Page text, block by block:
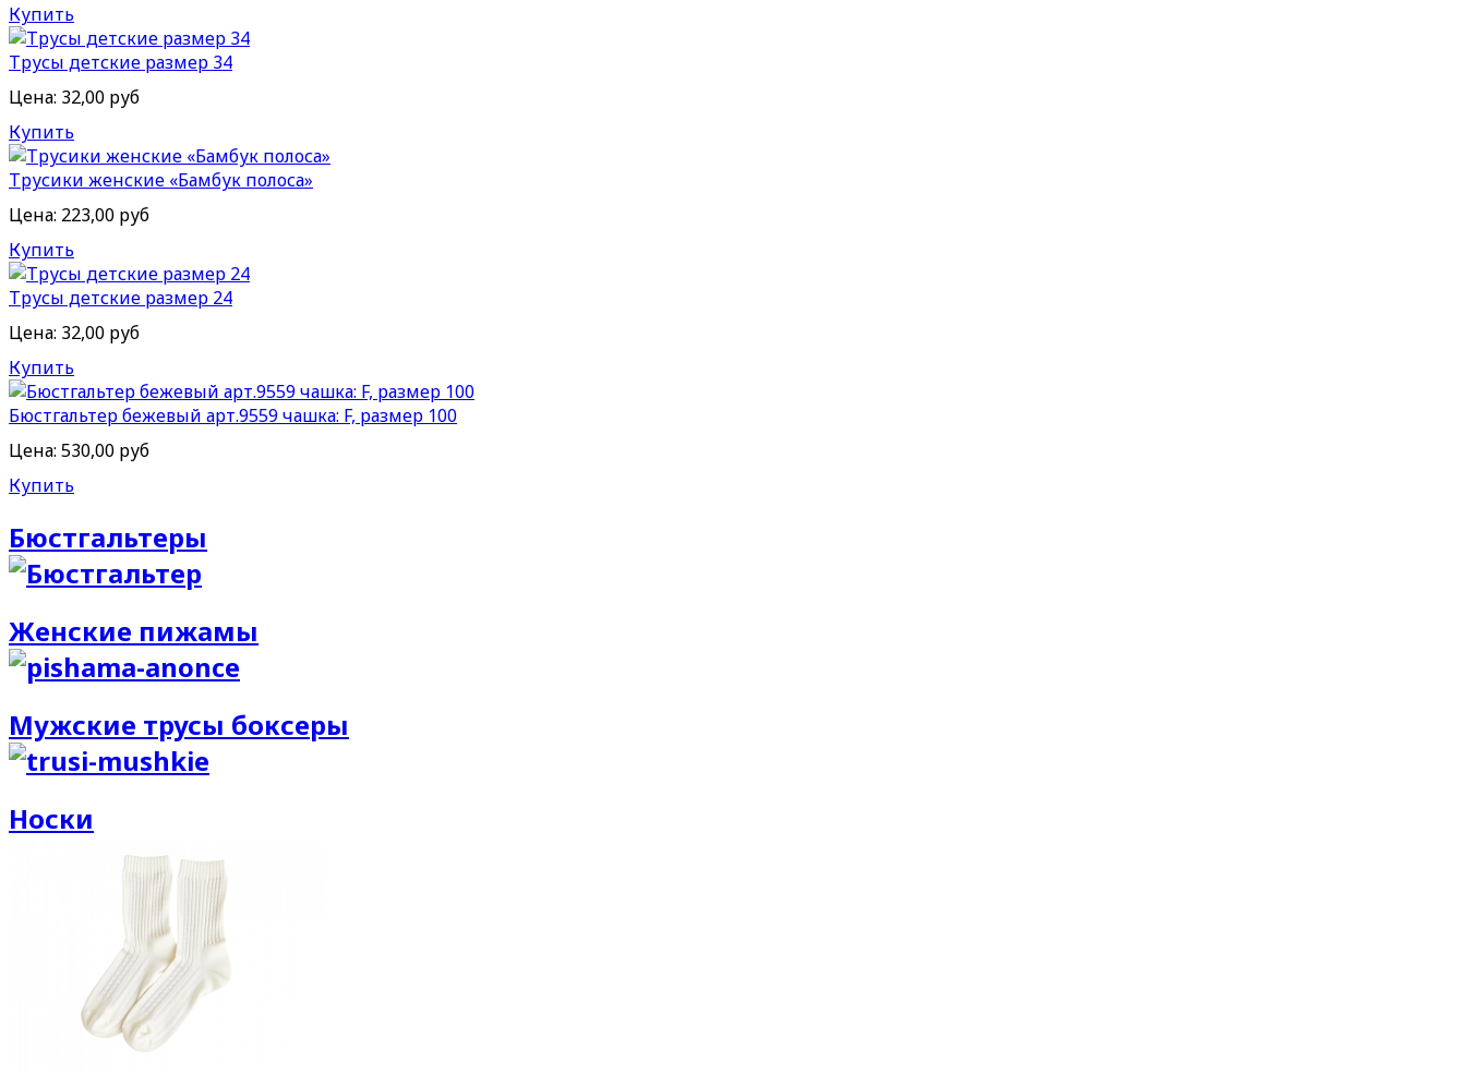
Купить
Трусы детские размер 34
Цена: 32,00 руб
Купить
Трусики женские «Бамбук полоса»
Цена: 223,00 руб
Купить
Трусы детские размер 24
Цена: 32,00 руб
Купить
Бюстгальтер бежевый арт.9559 чашка: F, размер 100
Цена: 530,00 руб
Купить
Бюстгальтеры
Женские пижамы
Мужские трусы боксеры
Носки